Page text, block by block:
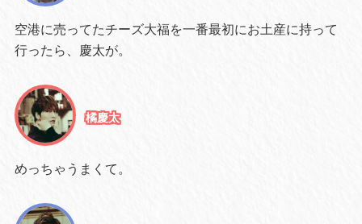
空港に売ってたチーズ大福を一番最初にお土産に持って
行ったら、慶太が。
橘慶太
めっちゃうまくて。